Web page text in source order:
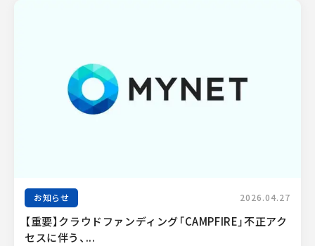
お知らせ 2026.04.27
【重要】クラウドファンディング「CAMPFIRE」不正アク
セスに伴う、...